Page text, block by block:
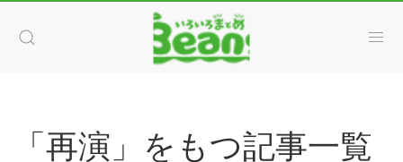
「再演」をもつ記事一覧